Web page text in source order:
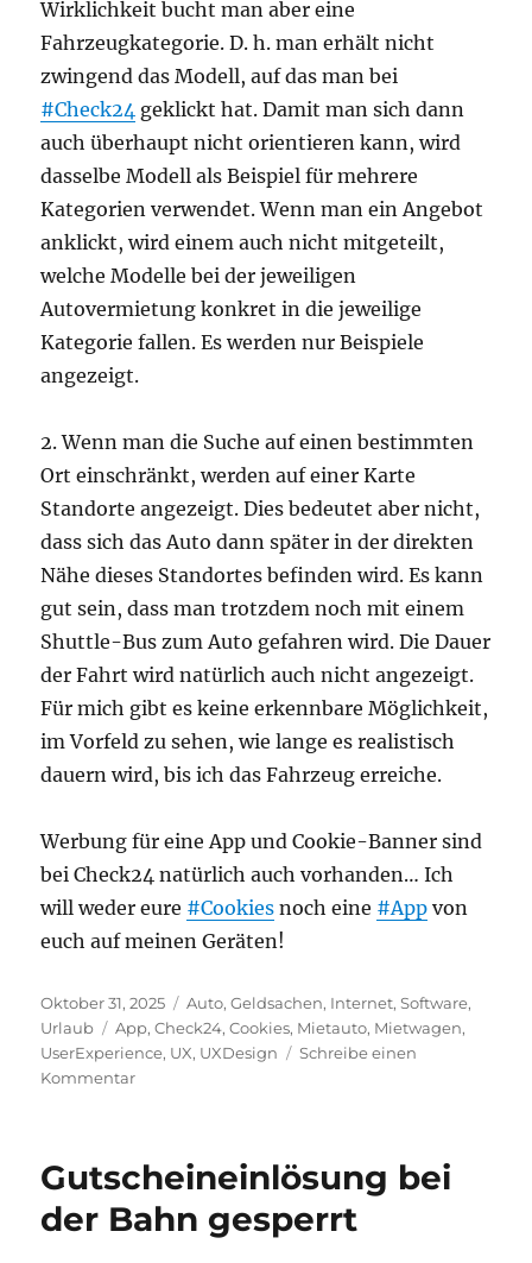
Wirklichkeit bucht man aber eine
Fahrzeugkategorie. D. h. man erhält nicht
zwingend das Modell, auf das man bei
#Check24 geklickt hat. Damit man sich dann
auch überhaupt nicht orientieren kann, wird
dasselbe Modell als Beispiel für mehrere
Kategorien verwendet. Wenn man ein Angebot
anklickt, wird einem auch nicht mitgeteilt,
welche Modelle bei der jeweiligen
Autovermietung konkret in die jeweilige
Kategorie fallen. Es werden nur Beispiele
angezeigt.
2. Wenn man die Suche auf einen bestimmten
Ort einschränkt, werden auf einer Karte
Standorte angezeigt. Dies bedeutet aber nicht,
dass sich das Auto dann später in der direkten
Nähe dieses Standortes befinden wird. Es kann
gut sein, dass man trotzdem noch mit einem
Shuttle-Bus zum Auto gefahren wird. Die Dauer
der Fahrt wird natürlich auch nicht angezeigt.
Für mich gibt es keine erkennbare Möglichkeit,
im Vorfeld zu sehen, wie lange es realistisch
dauern wird, bis ich das Fahrzeug erreiche.
Werbung für eine App und Cookie-Banner sind
bei Check24 natürlich auch vorhanden… Ich
will weder eure #Cookies noch eine #App von
euch auf meinen Geräten!
Veröffentlicht
am
Oktober 31, 2025 Kategorien
Auto,Geldsachen, Internet,Software,
Urlaub
Schlagwörter
App,Check24,Cookies, Mietauto, Mietwagen,
UserExperience, UX, UXDesign
Schreibe einen
Kommentarzu
–
schlimmste
Gutscheineinlösung bei
der Bahn gesperrt